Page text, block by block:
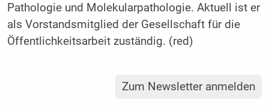
Pathologie und Molekularpathologie. Aktuell ist er
als Vorstandsmitglied der Gesellschaft für die
Öffentlichkeitsarbeit zuständig. (red)
Zum Newsletter anmelden